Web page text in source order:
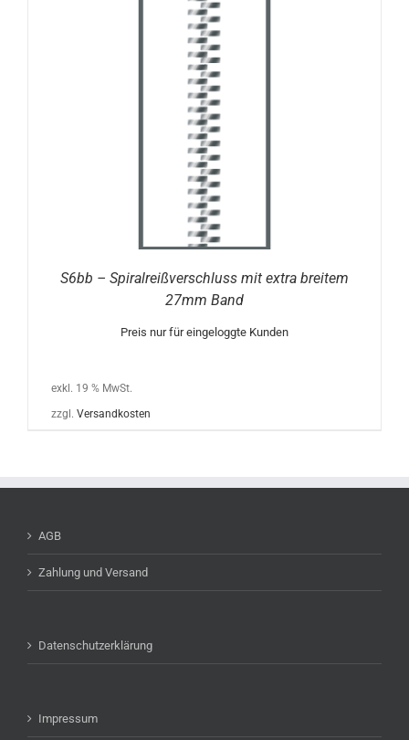
S6bb – Spiralreißverschluss mit extra breitem
27mm Band
Preis nur für eingeloggte Kunden
exkl. 19 % MwSt.
zzgl. Versandkosten
AGB
Zahlung und Versand
Datenschutzerklärung
Impressum